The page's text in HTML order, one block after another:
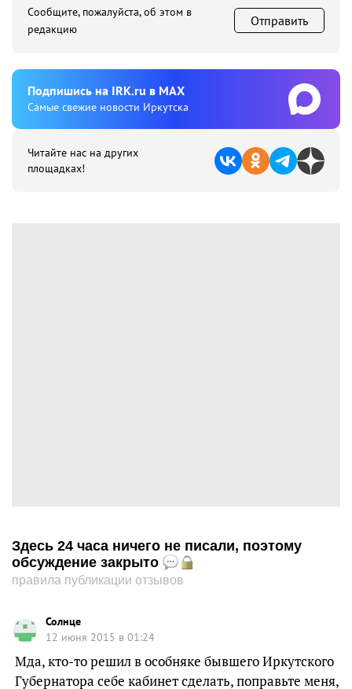
Сообщите, пожалуйста, об этом в
редакцию
Отправить
Подпишиcь на IRK.ru в MAX
Cамые свежие новости Иркутска
Читайте нас на других
площадках!
Здесь 24 часа ничего не писали, поэтому
обсуждение закрыто
правила публикации отзывов
Солнце
12 июня 2015 в 01:24
Мда, кто-то решил в особняке бывшего Иркутского
Губернатора себе кабинет сделать, поправьте меня,